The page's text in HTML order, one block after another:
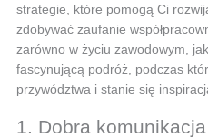
strategie, które pomogą Ci
zdobywać zaufanie
zarówno w życiu zawodowym,
fascynującą podróż, podczas
przywództwa i stanie się
1. Dobra komunikacja